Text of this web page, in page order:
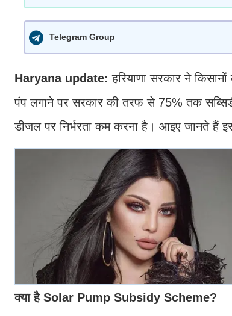
Telegram Group
Haryana update:हरियाणा सरकार ने
पंप लगाने पर सरकार की तरफ से 75% तक
डीजल पर निर्भरता कम करना है। आइए जानते हैं
क्या है Solar Pump Subsidy Scheme?